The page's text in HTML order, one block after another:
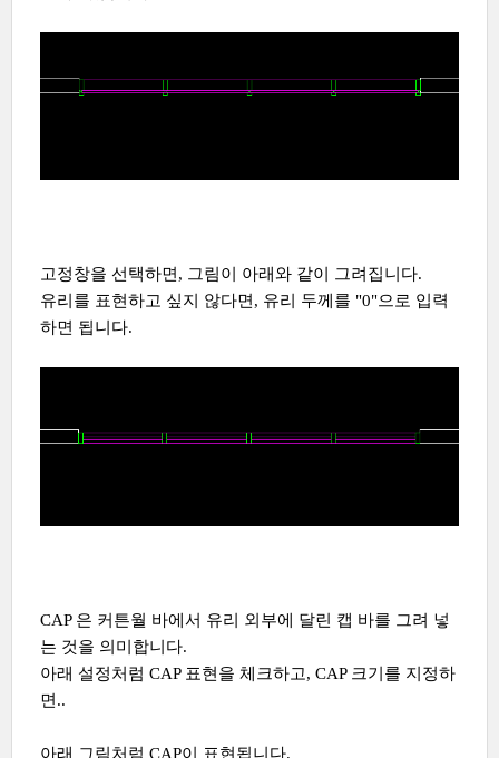
고정창을 선택하면, 그림이 아래와 같이 그려집니다.
유리를 표현하고 싶지 않다면, 유리 두께를 "0"으로 입력
하면 됩니다.
CAP 은 커튼월 바에서 유리 외부에 달린 캡 바를 그려 넣
는 것을 의미합니다.
아래 설정처럼 CAP 표현을 체크하고, CAP 크기를 지정하
면..
아래 그림처럼 CAP이 표현됩니다.